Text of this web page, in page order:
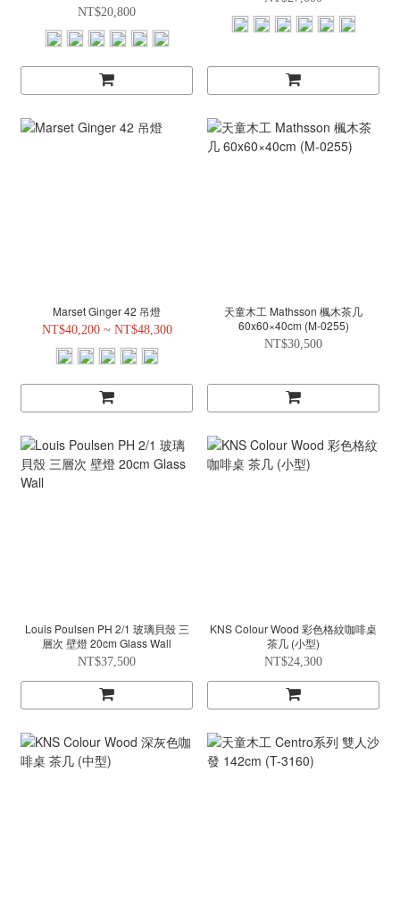
NT$20,800
Marset Ginger 42 吊燈
NT$40,200 ~ NT$48,300
天童木工 Mathsson 楓木茶几
60x60×40cm (M-0255)
NT$30,500
Louis Poulsen PH 2/1 玻璃貝殼 三
層次 壁燈 20cm Glass Wall
NT$37,500
KNS Colour Wood 彩色格紋咖啡桌
茶几 (小型)
NT$24,300